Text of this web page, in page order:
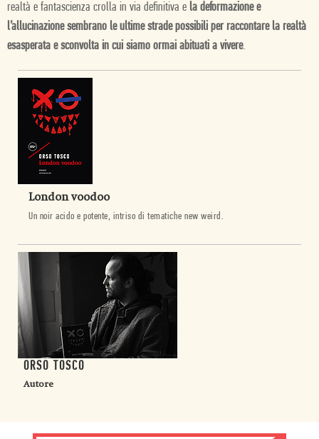
realtà e fantascienza crolla in via definitiva e la deformazione e
l’allucinazione sembrano le ultime strade possibili per raccontare la realtà
esasperata e sconvolta in cui siamo ormai abituati a vivere.
London voodoo
Un noir acido e potente, intriso di tematiche new weird.
ORSO TOSCO
Autore